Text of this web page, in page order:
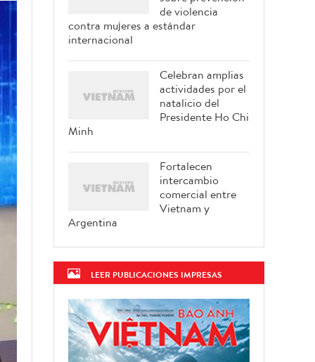
de violencia
contra mujeres a estándar
internacional
Celebran amplias
actividades por el
natalicio del
Presidente Ho Chi
Minh
Fortalecen
intercambio
comercial entre
Vietnam y
Argentina
LEER PUBLICACIONES IMPRESAS